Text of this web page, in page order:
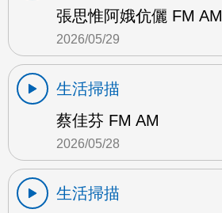
張思惟阿娥伉儷 FM AM
2026/05/29
生活掃描
蔡佳芬 FM AM
2026/05/28
生活掃描